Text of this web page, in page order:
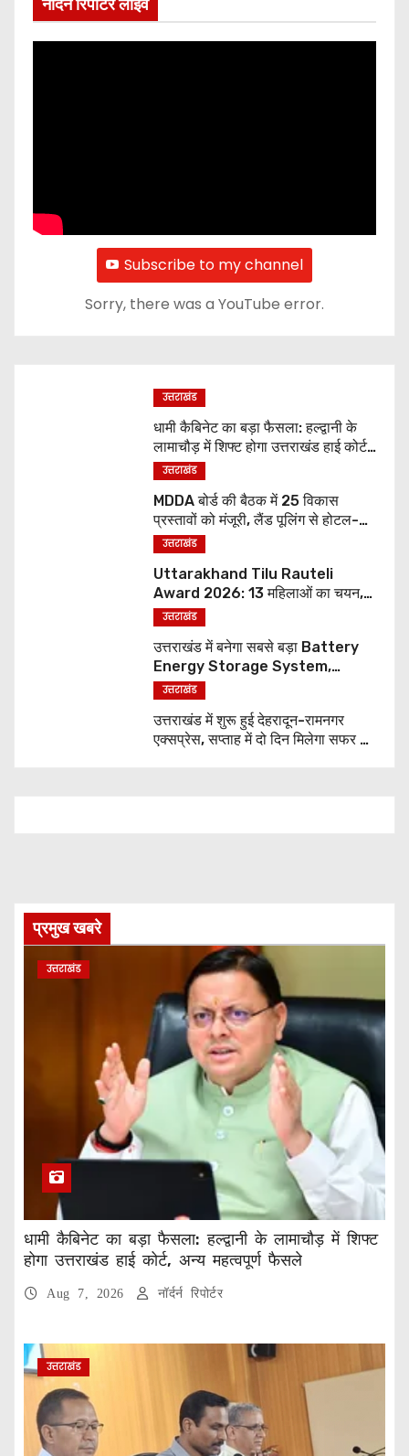
नॉर्दर्न रिपोर्टर लाइव
Subscribe to my channel
Sorry, there was a YouTube error.
उत्तराखंड
धामी कैबिनेट का बड़ा फैसला: हल्द्वानी के
लामाचौड़ में शिफ्ट होगा उत्तराखंड हाई कोर्ट,
अन्य महत्वपूर्ण फैसले
उत्तराखंड
MDDA बोर्ड की बैठक में 25 विकास
प्रस्तावों को मंजूरी, लैंड पूलिंग से होटल-
पर्यटन परियोजनाओं को मिलेगी रफ्तार
उत्तराखंड
Uttarakhand Tilu Rauteli
Award 2026: 13 महिलाओं का चयन,
8 अगस्त को सीएम धामी करेंगे सम्मानित
उत्तराखंड
उत्तराखंड में बनेगा सबसे बड़ा Battery
Energy Storage System,
UJVNL लगाएगा 352 करोड़ का प्रोजेक्ट
उत्तराखंड
उत्तराखंड में शुरू हुई देहरादून-रामनगर
एक्सप्रेस, सप्ताह में दो दिन मिलेगा सफर का
प्रमुख खबरे
उत्तराखंड
धामी कैबिनेट का बड़ा फैसला: हल्द्वानी के लामाचौड़ में शिफ्ट
होगा उत्तराखंड हाई कोर्ट, अन्य महत्वपूर्ण फैसले
Aug 7, 2026 नॉर्दर्न रिपोर्टर
उत्तराखंड